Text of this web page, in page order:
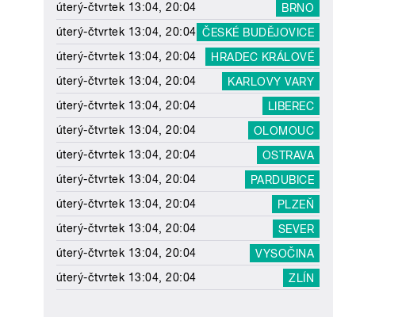
úterý-čtvrtek 13:04, 20:04
BRNO
úterý-čtvrtek 13:04, 20:04 ČESKÉ BUDĚJOVICE
úterý-čtvrtek 13:04, 20:04
HRADEC KRÁLOVÉ
úterý-čtvrtek 13:04, 20:04
KARLOVY VARY
úterý-čtvrtek 13:04, 20:04
LIBEREC
úterý-čtvrtek 13:04, 20:04
OLOMOUC
úterý-čtvrtek 13:04, 20:04
OSTRAVA
úterý-čtvrtek 13:04, 20:04
PARDUBICE
úterý-čtvrtek 13:04, 20:04
PLZEŇ
úterý-čtvrtek 13:04, 20:04
SEVER
úterý-čtvrtek 13:04, 20:04
VYSOČINA
úterý-čtvrtek 13:04, 20:04
ZLÍN